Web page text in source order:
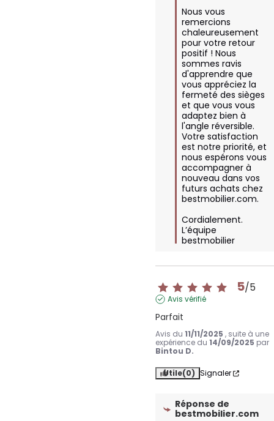
Nous vous
remercions
chaleureusement
pour votre retour
positif ! Nous
sommes ravis
d'apprendre que
vous appréciez la
fermeté des sièges
et que vous vous
adaptez bien à
l'angle réversible.
Votre satisfaction
est notre priorité, et
nous espérons vous
accompagner à
nouveau dans vos
futurs achats chez
bestmobilier.com.
Cordialement.
L’équipe
bestmobilier
5/5
Avis vérifié
Parfait
Avis du11/11/2025 , suite à une
expérience du14/09/2025 par
Bintou D.
Utile(0) Signaler
Réponse de
bestmobilier.com